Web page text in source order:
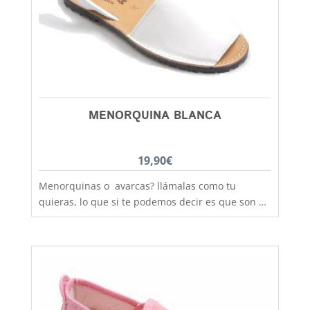
MENORQUINA BLANCA
19,90€
Menorquinas o avarcas? llámalas como tu
quieras, lo que si te podemos decir es que son de
fabricación nacional y hechas por completo en
transpiración, comodidad y durabilidad, al mejor
con todos los estilos de ropa y tenemos un gran
rango de tallas para poder calzar a los más